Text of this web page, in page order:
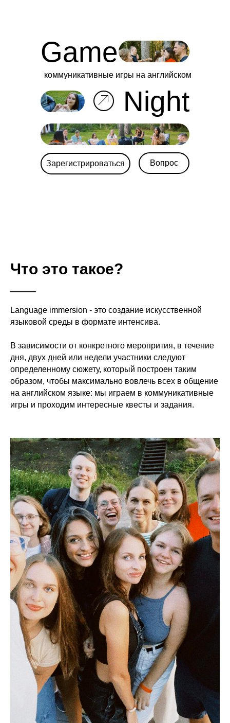
Game
Night
Зарегистрироваться
коммуникативные игры на английском
Вопрос
Что это такое?
Language immersion - это создание искусственной
языковой среды в формате интенсива.
В зависимости от конкретного меропрития, в течение
дня, двух дней или недели участники следуют
определенному сюжету, который построен таким
образом, чтобы максимально вовлечь всех в общение
на английском языке: мы играем в коммуникативные
игры и проходим интересные квесты и задания.